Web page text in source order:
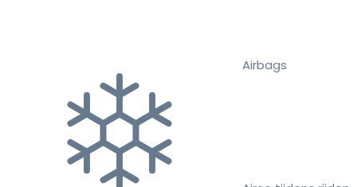
Airbags